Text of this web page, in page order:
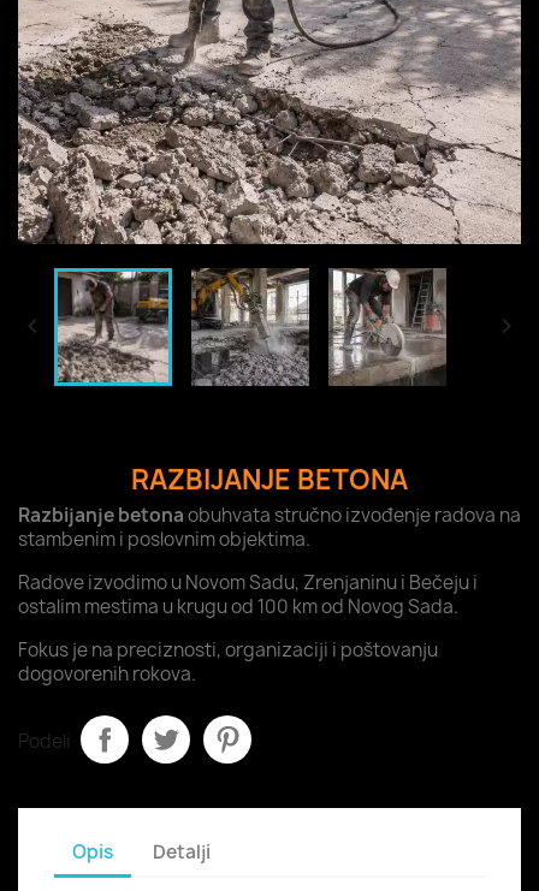
 
RAZBIJANJE BETONA
Razbijanje betonaobuhvata stručno izvođenje radova na
stambenim i poslovnim objektima.
Radove izvodimo u Novom Sadu, Zrenjaninu i Bečeju i
ostalim mestima u krugu od 100 km od Novog Sada.
Fokus je na preciznosti, organizaciji i poštovanju
dogovorenih rokova.
Podeli
Opis Detalji